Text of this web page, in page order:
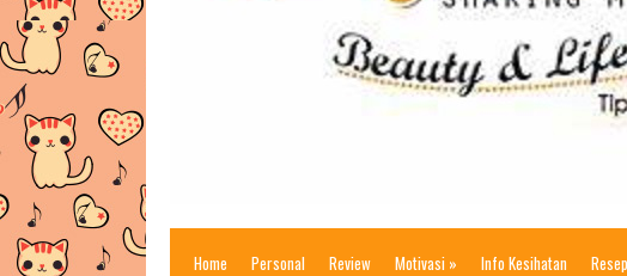
Home Personal Review Motivasi » Info Kesihatan